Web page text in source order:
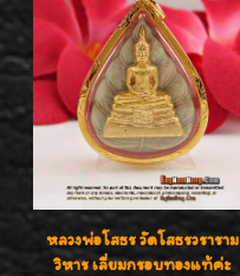
หลวงพ่อโสธร วัดโสธรวราราม
วิหาร เลี่ยมกรอบทองแท้ค่ะ